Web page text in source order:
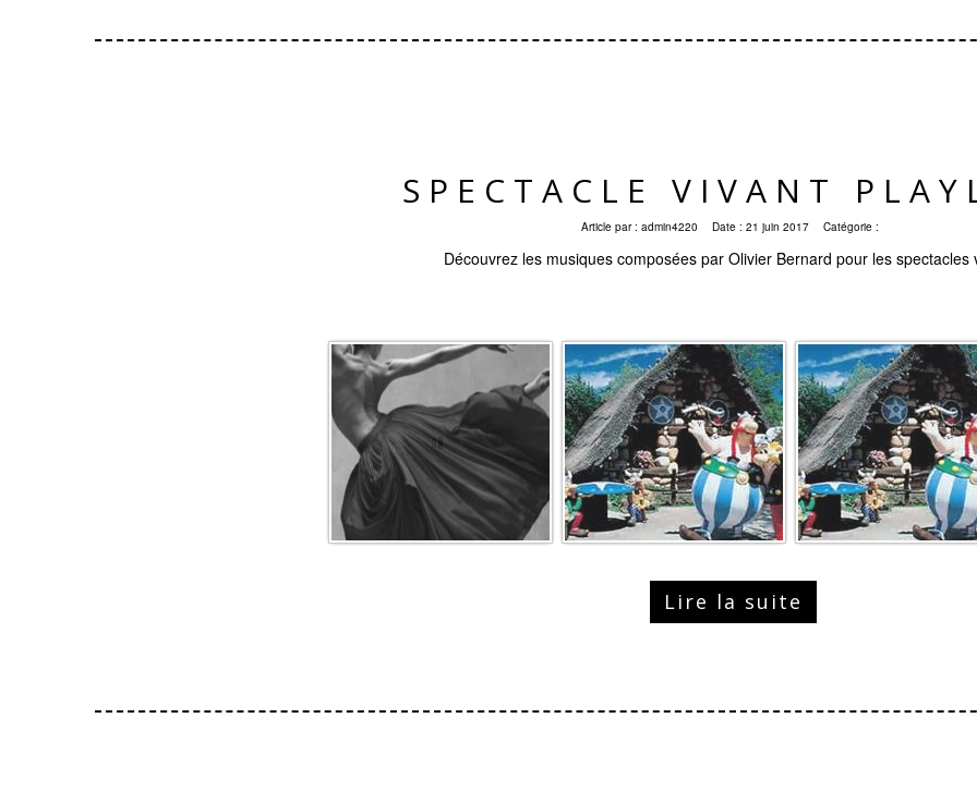
SPECTACLE VIVANT
Article par : admin4220 Date : 21 juin 2017 Catégorie :
Découvrez les musiques composées par Olivier Bernard pour les spectacles
Lire la suite